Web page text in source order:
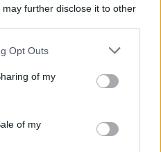
may further disclose it to other
uses one or more Google
behaviour. You may click to
and its third-party tags to
purposes in below Google
Opt Outs
of my
of my